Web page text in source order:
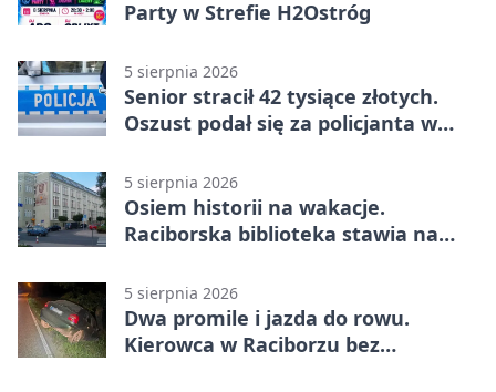
Party w Strefie H2Ostróg
5 sierpnia 2026
Senior stracił 42 tysiące złotych.
Oszust podał się za policjanta w
5 sierpnia 2026
Osiem historii na wakacje.
Raciborska biblioteka stawia na
5 sierpnia 2026
Dwa promile i jazda do rowu.
Kierowca w Raciborzu bez